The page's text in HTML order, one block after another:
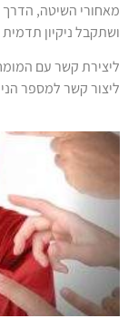
מאחורי השיטה, הדרך
ושתקבל ניקיון תדמית
ליצירת קשר עם
ליצור קשר למספר